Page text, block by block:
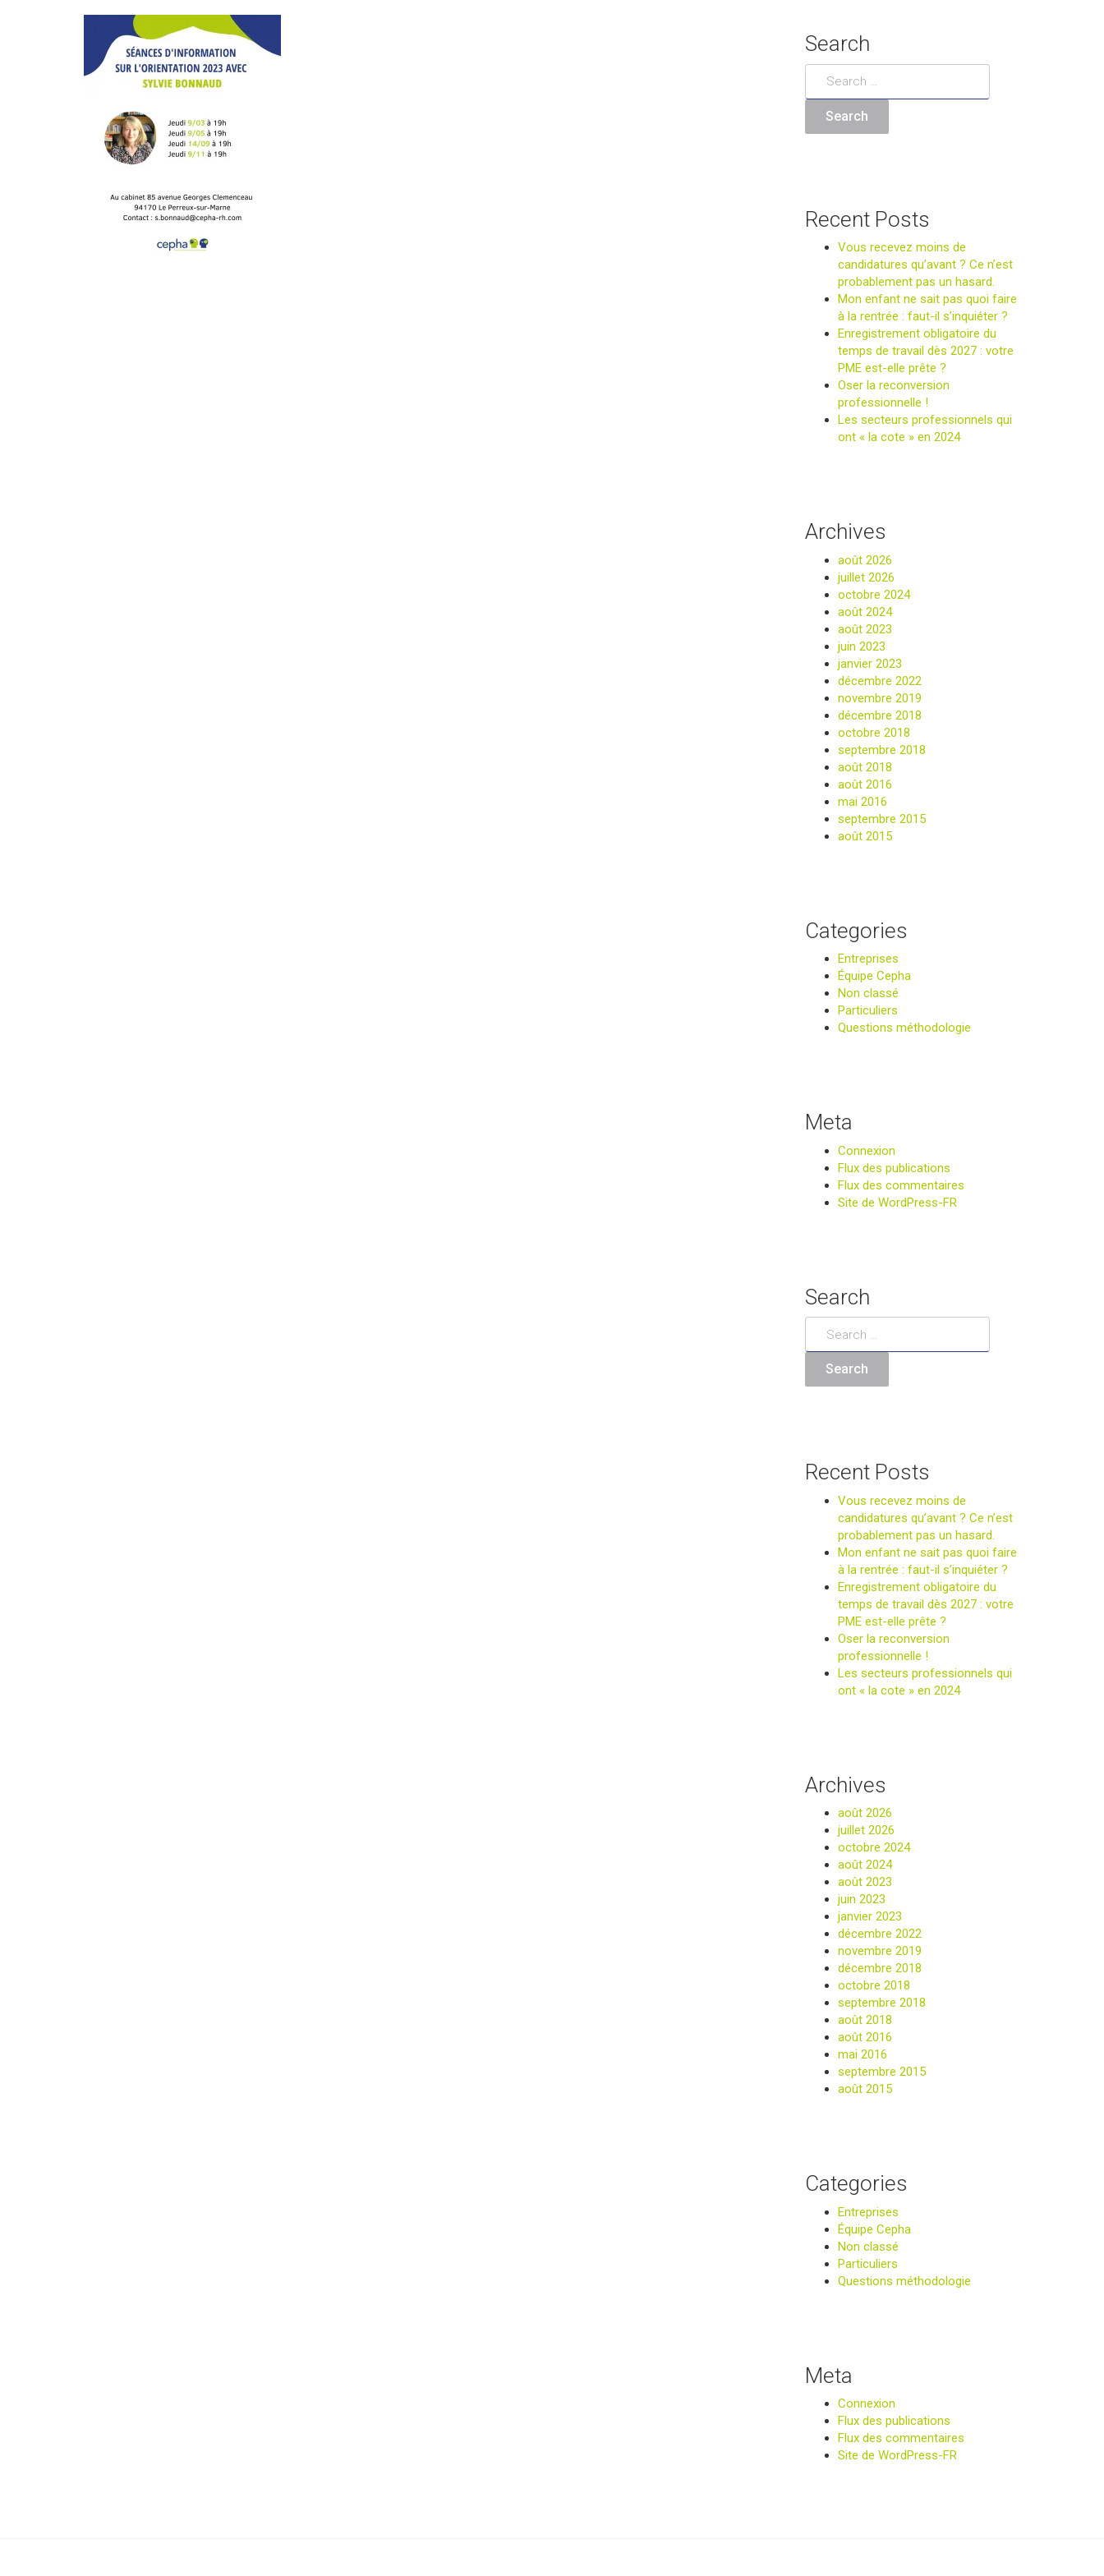
Search
Recent Posts
Vous recevez moins de
candidatures qu’avant ? Ce n’est
probablement pas un hasard.
Mon enfant ne sait pas quoi faire
à la rentrée : faut-il s’inquiéter ?
Enregistrement obligatoire du
temps de travail dès 2027 : votre
PME est-elle prête ?
Oser la reconversion
professionnelle !
Les secteurs professionnels qui
ont « la cote » en 2024
Archives
août 2026
juillet 2026
octobre 2024
août 2024
août 2023
juin 2023
janvier 2023
décembre 2022
novembre 2019
décembre 2018
octobre 2018
septembre 2018
août 2018
août 2016
mai 2016
septembre 2015
août 2015
Categories
Entreprises
Équipe Cepha
Non classé
Particuliers
Questions méthodologie
Meta
Connexion
Flux des publications
Flux des commentaires
Site de WordPress-FR
Search
Recent Posts
Vous recevez moins de
candidatures qu’avant ? Ce n’est
probablement pas un hasard.
Mon enfant ne sait pas quoi faire
à la rentrée : faut-il s’inquiéter ?
Enregistrement obligatoire du
temps de travail dès 2027 : votre
PME est-elle prête ?
Oser la reconversion
professionnelle !
Les secteurs professionnels qui
ont « la cote » en 2024
Archives
août 2026
juillet 2026
octobre 2024
août 2024
août 2023
juin 2023
janvier 2023
décembre 2022
novembre 2019
décembre 2018
octobre 2018
septembre 2018
août 2018
août 2016
mai 2016
septembre 2015
août 2015
Categories
Entreprises
Équipe Cepha
Non classé
Particuliers
Questions méthodologie
Meta
Connexion
Flux des publications
Flux des commentaires
Site de WordPress-FR